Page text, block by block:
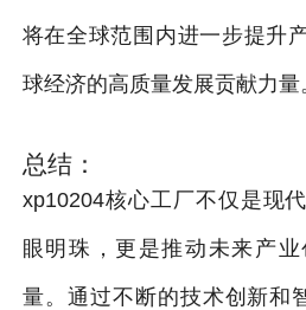
将在全球范围内进一步提升
球经济的高质量发展贡献力量
总结：
xp10204核心工厂不仅是现
眼明珠，更是推动未来产
量。通过不断的技术创新和